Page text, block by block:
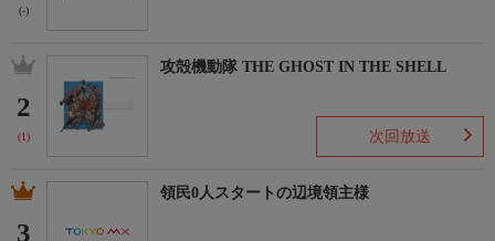
(-)
2
(1)
攻殻機動隊 THE GHOST IN THE SHELL
次回放送
3
領民0人スタートの辺境領主様